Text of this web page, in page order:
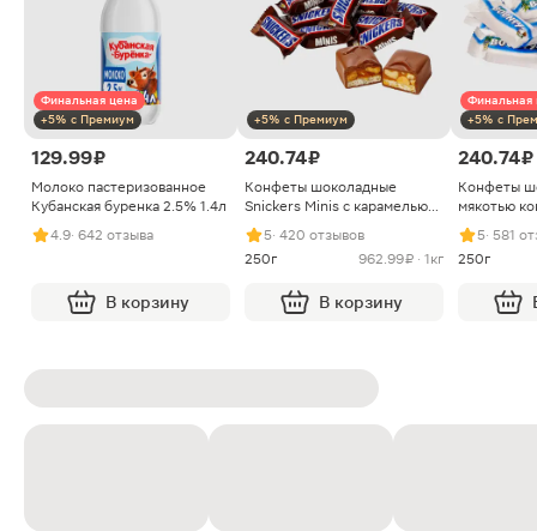
Финальная цена
+5% с Премиум
129.99 ₽
Молоко пастеризованное
Кубанская буренка 2.5% 1.4л
4.9· 642 отзыва
В корзину
+5% с Премиум
240.74 ₽
Конфеты шоколадные
Snickers Minis с карамелью
арахисом и нугой
5· 420 отзывов
250г
962.99 ₽ · 1кг
В корзину
Финальная
+5% с
240.74 ₽
Конфеты
мякотью
5· 581
250г